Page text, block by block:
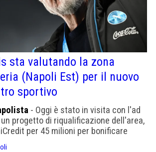
sta valutando la zona
(Napoli Est) per il nuovo
sportivo
- Oggi è stato in visita con l'ad
progetto di riqualificazione dell'area,
per 45 milioni per bonificare